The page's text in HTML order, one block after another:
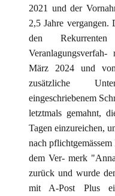
2021 und der
2,5 Jahre vergangen.
den
März 2024 und
zusätzliche
eingeschriebenem
letztmals gemahnt,
Tagen einzureichen,
nach
dem Ver- merk
zurück und wurde
mit A-Post Plus